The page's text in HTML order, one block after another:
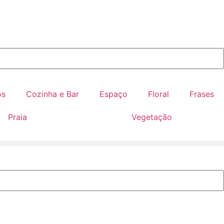
Cozinha e Bar Espaço Floral Frases
Praia Vegetação